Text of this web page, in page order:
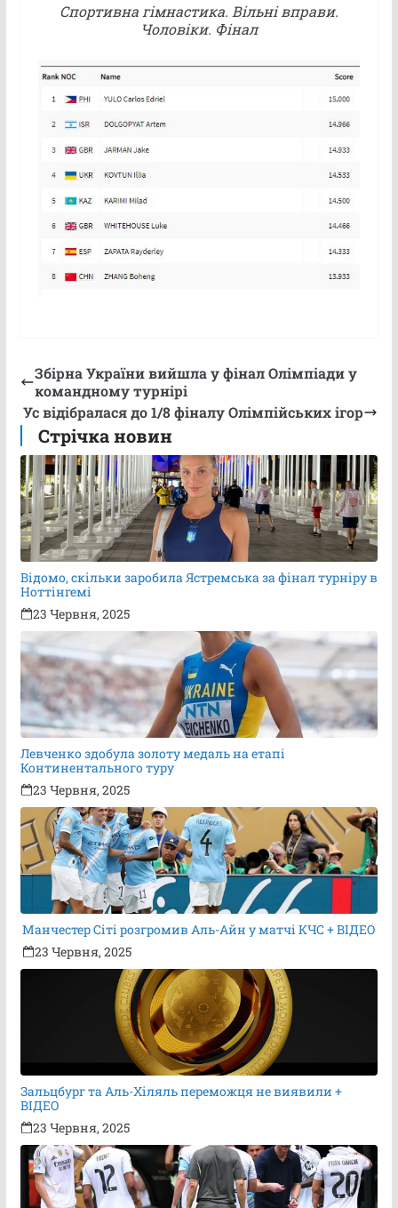
Спортивна гімнастика. Вільні вправи.
Чоловіки. Фінал
Збірна України вийшла у фінал Олімпіади у
командному турнірі
Ус відібралася до 1/8 фіналу Олімпійських ігор
Стрічка новин
Відомо, скільки заробила Ястремська за фінал турніру в
Ноттінгемі
23 Червня, 2025
Левченко здобула золоту медаль на етапі
Континентального туру
23 Червня, 2025
Манчестер Сіті розгромив Аль-Айн у матчі КЧС + ВІДЕО
23 Червня, 2025
Зальцбург та Аль-Хіляль переможця не виявили +
ВІДЕО
23 Червня, 2025